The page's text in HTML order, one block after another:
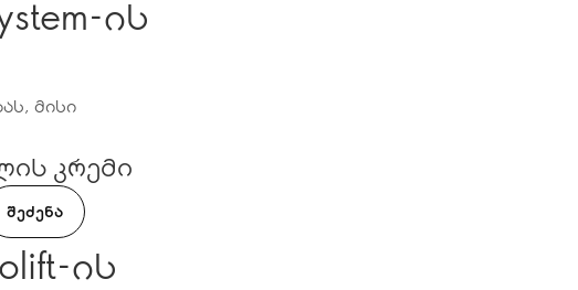
ის
მისი
კრემი
ᲨᲔᲫᲔᲜᲐ
ის